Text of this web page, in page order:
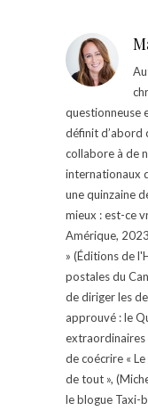
questionneuse
définit d’abord
collabore à de
internationaux
une quinzaine
mieux : est-ce
Amérique,
» (Éditions de
postales du
de diriger les
approuvé : le
extraordinaires
de coécrire «
de tout »,
le blogue Taxi-